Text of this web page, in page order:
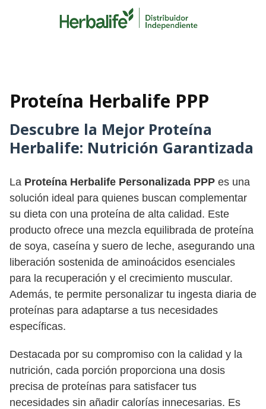
Proteína Herbalife PPP
Descubre la Mejor Proteína
Herbalife: Nutrición Garantizada
La Proteína Herbalife Personalizada PPP es una
solución ideal para quienes buscan complementar
su dieta con una proteína de alta calidad. Este
producto ofrece una mezcla equilibrada de proteína
de soya, caseína y suero de leche, asegurando una
liberación sostenida de aminoácidos esenciales
para la recuperación y el crecimiento muscular.
Además, te permite personalizar tu ingesta diaria de
proteínas para adaptarse a tus necesidades
específicas.
Destacada por su compromiso con la calidad y la
nutrición, cada porción proporciona una dosis
precisa de proteínas para satisfacer tus
necesidades sin añadir calorías innecesarias. Es